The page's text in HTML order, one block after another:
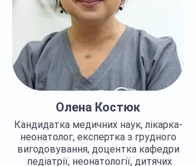
Олена Костюк
Кандидатка медичних наук, лікарка-
неонатолог, експертка з грудного
вигодовування, доцентка кафедри
педіатрії, неонатології, дитячих